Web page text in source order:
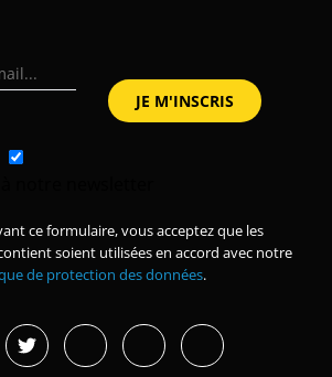
ce formulaire, vous acceptez que les
soient utilisées en accord avec notre
de protection des données.